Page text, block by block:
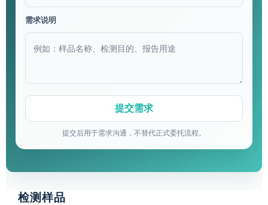
需求说明
提交后用于需求沟通，不替代正式委托流程。
检测样品